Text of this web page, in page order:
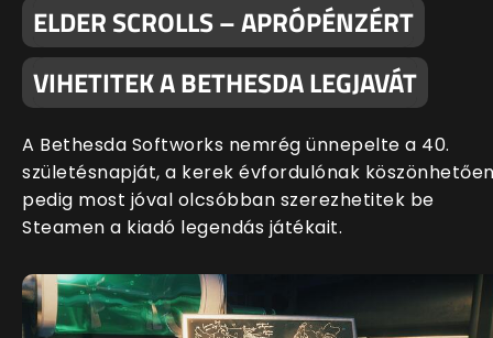
ELDER SCROLLS – APRÓPÉNZÉRT
VIHETITEK A BETHESDA LEGJAVÁT
A Bethesda Softworks nemrég ünnepelte a 40.
születésnapját, a kerek évfordulónak
pedig most jóval olcsóbban szerezhetitek be
Steamen a kiadó legendás játékait.